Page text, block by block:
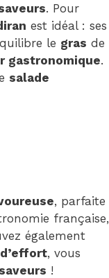
. Pour
est idéal : ses
le gras de
gastronomique.
salade
, parfaite
française,
également
, vous
!